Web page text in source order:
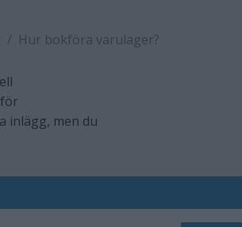
Hur bokföra varulager?
inlägg, men du